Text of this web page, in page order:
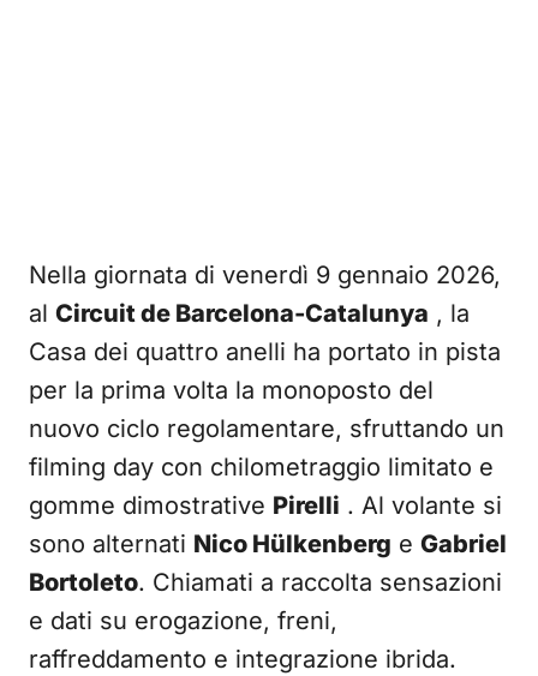
Nella giornata di venerdì 9 gennaio 2026,
al Circuit de Barcelona-Catalunya , la
Casa dei quattro anelli ha portato in pista
per la prima volta la monoposto del
nuovo ciclo regolamentare, sfruttando un
filming day con chilometraggio limitato e
gomme dimostrative Pirelli . Al volante si
sono alternati Nico Hülkenberg e Gabriel
Bortoleto. Chiamati a raccolta sensazioni
e dati su erogazione, freni,
raffreddamento e integrazione ibrida.